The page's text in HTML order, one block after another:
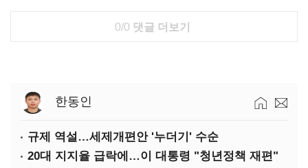
0/0 댓글 더보기
한동인
규제 역설…세제개편안 '누더기' 수순
20대 지지율 급락에…이 대통령 "청년정책 재편"